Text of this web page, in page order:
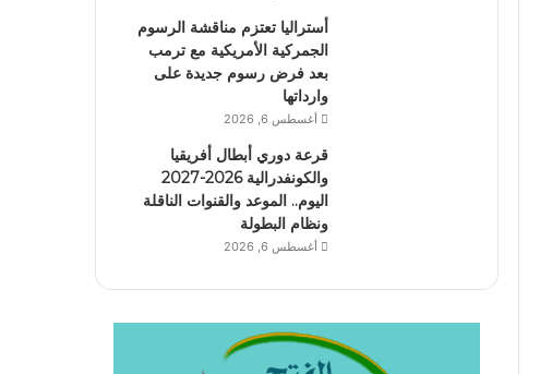
أستراليا تعتزم مناقشة الرسوم
الجمركية الأمريكية مع ترمب
بعد فرض رسوم جديدة على
وارداتها
أغسطس 6, 2026
قرعة دوري أبطال أفريقيا
والكونفدرالية 2026-2027
اليوم.. الموعد والقنوات الناقلة
ونظام البطولة
أغسطس 6, 2026